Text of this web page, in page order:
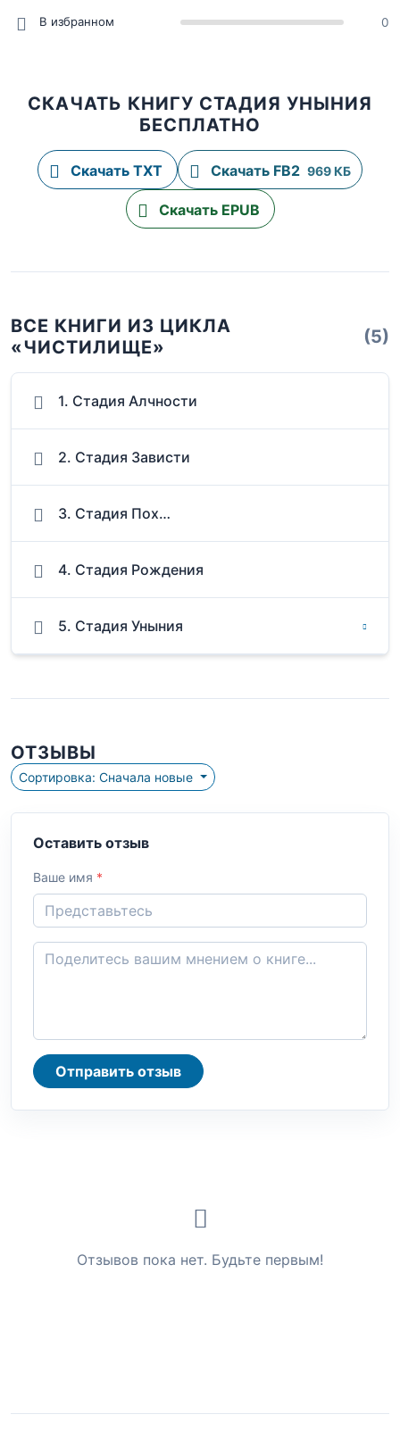
В избранном 0
СКАЧАТЬ КНИГУ СТАДИЯ УНЫНИЯ
БЕСПЛАТНО
Скачать TXT Скачать FB2 969 КБ
Скачать EPUB
ВСЕ КНИГИ ИЗ ЦИКЛА
«ЧИСТИЛИЩЕ»
(5)
1. Стадия Алчности
2. Стадия Зависти
3. Стадия Пох…
4. Стадия Рождения
5. Стадия Уныния
ОТЗЫВЫ
Сортировка: Сначала новые
Оставить отзыв
Ваше имя *
Отправить отзыв
Отзывов пока нет. Будьте первым!